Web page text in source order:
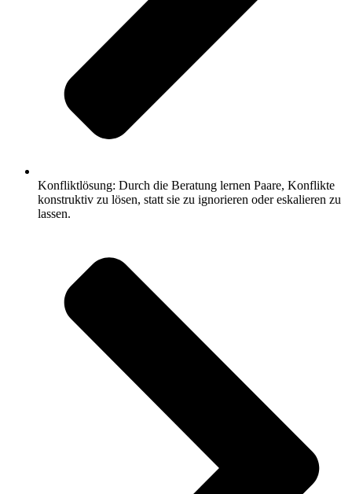
Konfliktlösung: Durch die Beratung lernen Paare, Konflikte
konstruktiv zu lösen, statt sie zu ignorieren oder eskalieren zu
lassen.